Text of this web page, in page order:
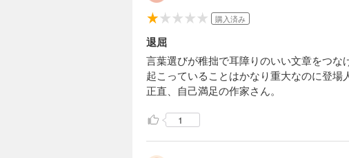
購入済み
退屈
言葉選びが稚拙で耳障りのいい文章をつな
起こっていることはかなり重大なのに登場
正直、自己満足の作家さん。
1